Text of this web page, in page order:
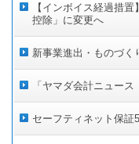
【インボイス経過措
控除」に変更へ
新事業進出・ものづく
「ヤマダ会計ニュー
セーフティネット保証